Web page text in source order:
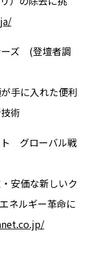
ーズ (登壇者調
手に入れた便利
術
ト グローバル戦
安価な新しいク
ネルギー革命に